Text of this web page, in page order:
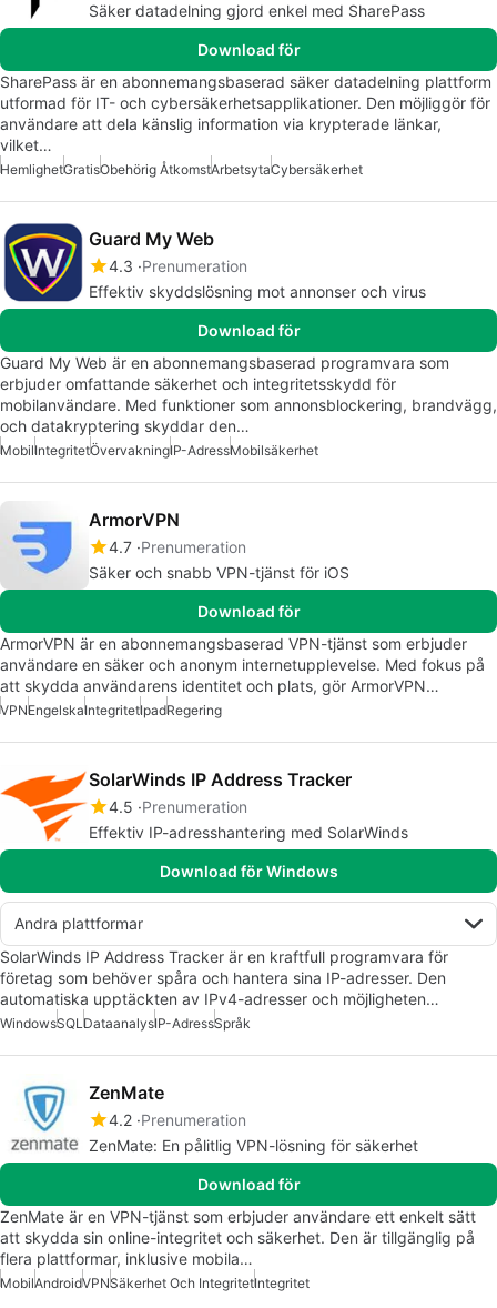
Säker datadelning gjord enkel med SharePass
Download för
SharePass är en abonnemangsbaserad säker datadelning plattform
utformad för IT- och cybersäkerhetsapplikationer. Den möjliggör för
användare att dela känslig information via krypterade länkar,
vilket…
HemlighetGratisObehörig ÅtkomstArbetsytaCybersäkerhet
Guard My Web
4.3 Prenumeration
Effektiv skyddslösning mot annonser och virus
Download för
Guard My Web är en abonnemangsbaserad programvara som
erbjuder omfattande säkerhet och integritetsskydd för
mobilanvändare. Med funktioner som annonsblockering, brandvägg,
och datakryptering skyddar den…
MobilIntegritetÖvervakningIP-AdressMobilsäkerhet
ArmorVPN
4.7 Prenumeration
Säker och snabb VPN-tjänst för iOS
Download för
ArmorVPN är en abonnemangsbaserad VPN-tjänst som erbjuder
användare en säker och anonym internetupplevelse. Med fokus på
att skydda användarens identitet och plats, gör ArmorVPN…
VPNEngelskaIntegritetIpadRegering
SolarWinds IP Address Tracker
4.5 Prenumeration
Effektiv IP-adresshantering med SolarWinds
Download för Windows
Andra plattformar
SolarWinds IP Address Tracker är en kraftfull programvara för
företag som behöver spåra och hantera sina IP-adresser. Den
automatiska upptäckten av IPv4-adresser och möjligheten…
WindowsSQLDataanalysIP-AdressSpråk
ZenMate
4.2 Prenumeration
ZenMate: En pålitlig VPN-lösning för säkerhet
Download för
ZenMate är en VPN-tjänst som erbjuder användare ett enkelt sätt
att skydda sin online-integritet och säkerhet. Den är tillgänglig på
flera plattformar, inklusive mobila…
MobilAndroidVPNSäkerhet Och IntegritetIntegritet